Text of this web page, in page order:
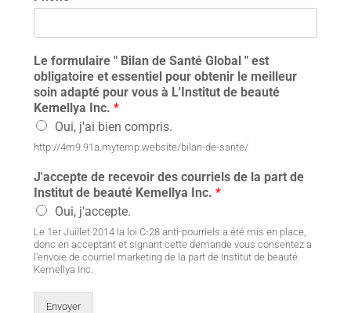
Le formulaire " Bilan de Santé Global " est
obligatoire et essentiel pour obtenir le meilleur
soin adapté pour vous à L'Institut de beauté
Kemellya Inc. *
Oui, j'ai bien compris.
http://4m9.91a.mytemp.website/bilan-de-sante/
J'accepte de recevoir des courriels de la part de
Institut de beauté Kemellya Inc. *
Oui, j'accepte.
Le 1er Juillet 2014 la loi C-28 anti-pourriels a été mis en place,
donc en acceptant et signant cette demande vous consentez a
l'envoie de courriel marketing de la part de Institut de beauté
Kemellya Inc.
Envoyer